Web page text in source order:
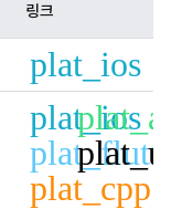
링크
plat_ios
plat_ios
plat_cpp